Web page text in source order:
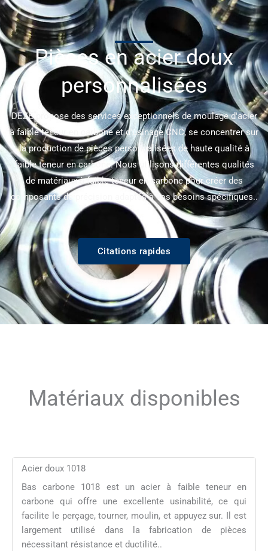
Pièces en acier doux
personnalisées
DEZE propose des services exceptionnels de moulage d'acier
à faible teneur en carbone et d'usinage CNC, se concentrer sur
la production de pièces personnalisées de haute qualité à
faible teneur en carbone. Nous utilisons différentes qualités
de matériaux à faible teneur en carbone pour créer des
composants de précision adaptés à vos besoins spécifiques..
Citations rapides
Matériaux disponibles
Acier doux 1018
Bas carbone 1018 est un acier à faible teneur en
carbone qui offre une excellente usinabilité, ce qui
facilite le perçage, tourner, moulin, et appuyez sur. Il est
largement utilisé dans la fabrication de pièces
nécessitant résistance et ductilité..